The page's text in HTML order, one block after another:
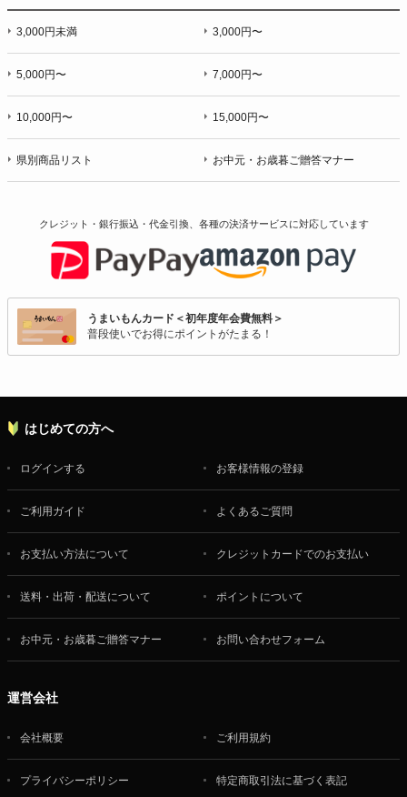
3,000円未満 3,000円〜
5,000円〜 7,000円〜
10,000円〜 15,000円〜
県別商品リスト お中元・お歳暮ご贈答マナー
クレジット・銀行振込・代金引換、各種の決済サービスに対応しています
うまいもんカード＜初年度年会費無料＞
普段使いでお得にポイントがたまる！
はじめての方へ
ログインする お客様情報の登録
ご利用ガイド よくあるご質問
お支払い方法について クレジットカードでのお支払い
送料・出荷・配送について ポイントについて
お中元・お歳暮ご贈答マナー お問い合わせフォーム
運営会社
会社概要 ご利用規約
プライバシーポリシー 特定商取引法に基づく表記